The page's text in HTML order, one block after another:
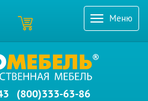
Меню
(800)333-63-86